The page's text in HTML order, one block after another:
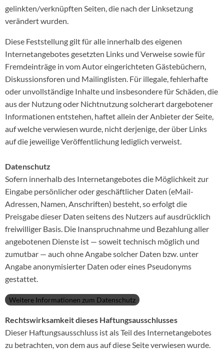
gelinkten/verknüpften Seiten, die nach der Linksetzung
verändert wurden.
Diese Feststellung gilt für alle innerhalb des eigenen
Internetangebotes gesetzten Links und Verweise sowie für
Fremdeinträge in vom Autor eingerichteten Gästebüchern,
Diskussionsforen und Mailinglisten. Für illegale, fehlerhafte
oder unvollständige Inhalte und insbesondere für Schäden, die
aus der Nutzung oder Nichtnutzung solcherart dargebotener
Informationen entstehen, haftet allein der Anbieter der Seite,
auf welche verwiesen wurde, nicht derjenige, der über Links
auf die jeweilige Veröffentlichung lediglich verweist.
Datenschutz
Sofern innerhalb des Internetangebotes die Möglichkeit zur
Eingabe persönlicher oder geschäftlicher Daten (eMail-
Adressen, Namen, Anschriften) besteht, so erfolgt die
Preisgabe dieser Daten seitens des Nutzers auf ausdrücklich
freiwilliger Basis. Die Inanspruchnahme und Bezahlung aller
angebotenen Dienste ist — soweit technisch möglich und
zumutbar — auch ohne Angabe solcher Daten bzw. unter
Angabe anonymisierter Daten oder eines Pseudonyms
gestattet.
Weitere Informationen zum Datenschutz
Rechtswirksamkeit dieses Haftungsausschlusses
Dieser Haftungsausschluss ist als Teil des Internetangebotes
zu betrachten, von dem aus auf diese Seite verwiesen wurde.